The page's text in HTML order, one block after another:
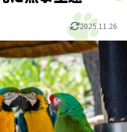
2025.11.26